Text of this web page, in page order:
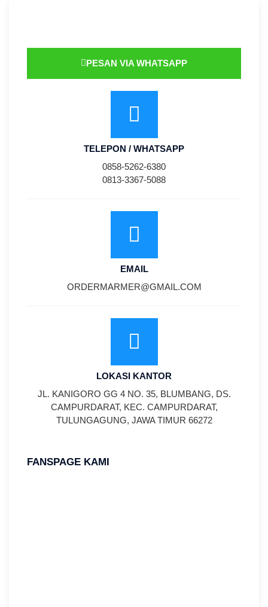
PESAN VIA WHATSAPP
TELEPON / WHATSAPP
0858-5262-6380
0813-3367-5088
EMAIL
ORDERMARMER@GMAIL.COM
LOKASI KANTOR
JL. KANIGORO GG 4 NO. 35, BLUMBANG, DS.
CAMPURDARAT, KEC. CAMPURDARAT,
TULUNGAGUNG, JAWA TIMUR 66272
FANSPAGE KAMI